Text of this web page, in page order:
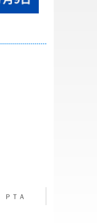
ＰＴＡ